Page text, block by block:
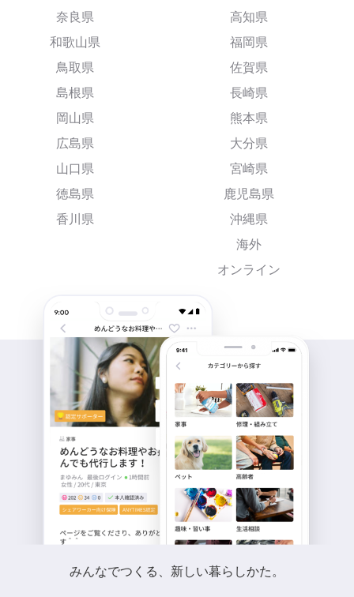
奈良県
和歌山県
鳥取県
島根県
岡山県
広島県
山口県
徳島県
香川県
高知県
福岡県
佐賀県
長崎県
熊本県
大分県
宮崎県
鹿児島県
沖縄県
海外
オンライン
みんなでつくる、新しい暮らしかた。